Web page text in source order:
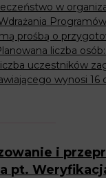
w
prośbą o
liczba
uczestników
wynosi 16
i
pt.